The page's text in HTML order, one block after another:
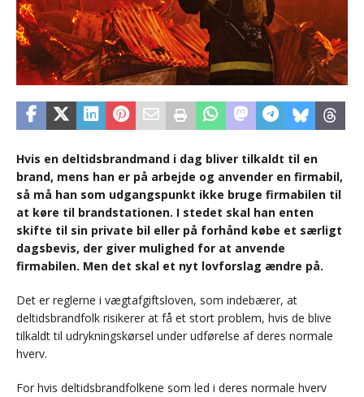
Hvis en deltidsbrandmand i dag bliver tilkaldt til en
brand, mens han er på arbejde og anvender en firmabil,
så må han som udgangspunkt ikke bruge firmabilen til
at køre til brandstationen. I stedet skal han enten
skifte til sin private bil eller på forhånd købe et særligt
dagsbevis, der giver mulighed for at anvende
firmabilen. Men det skal et nyt lovforslag ændre på.
Det er reglerne i vægtafgiftsloven, som indebærer, at
deltidsbrandfolk risikerer at få et stort problem, hvis de blive
tilkaldt til udrykningskørsel under udførelse af deres normale
hverv.
For hvis deltidsbrandfolkene som led i deres normale hverv